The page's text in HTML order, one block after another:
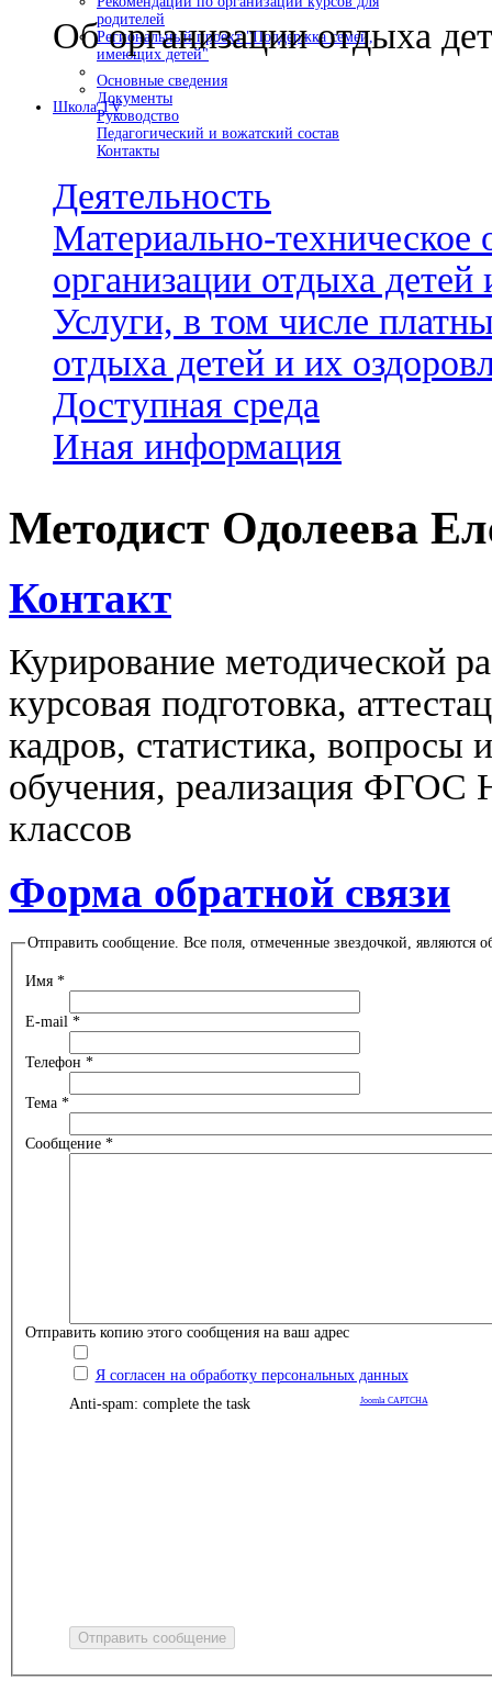
родителей
Региональный проект "Поддержка семей,
имеющих детей"
Школа TV
Об организации отдыха
Основные сведения
Документы
Руководство
Педагогический и вожатский состав
Контакты
Деятельность
Материально-техническое
организации отдыха детей
Услуги, в том числе
отдыха детей и их
Доступная среда
Иная информация
Методист Одолеева
Контакт
Курирование методической
курсовая подготовка,
кадров, статистика, вопросы
обучения, реализация ФГОС
классов
Форма обратной связи
Отправить сообщение. Все поля, отмеченные звездочкой, являются
Имя*
E-mail*
Телефон *
Тема*
Сообщение*
Отправить копию этого сообщения на ваш адрес
Я согласен на обработку персональных данных
Anti-spam: complete the task
Joomla CAPTCHA